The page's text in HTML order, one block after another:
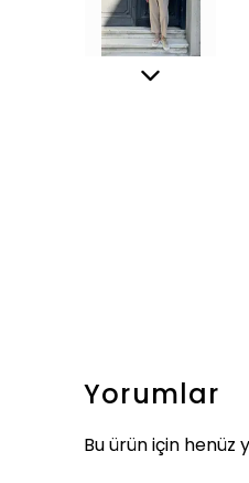
Yorumlar
Bu ürün için henüz